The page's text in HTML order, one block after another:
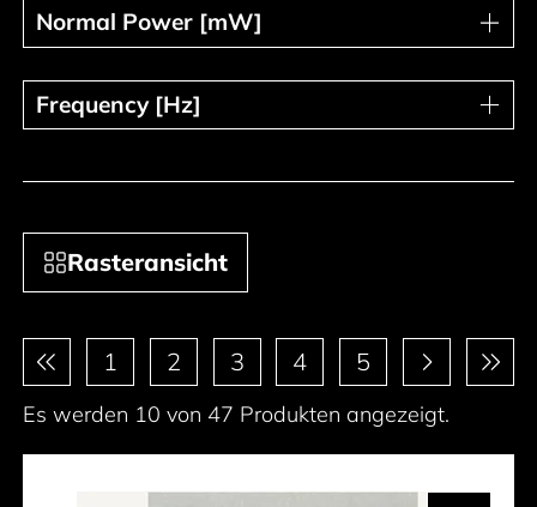
Rasteransicht
Paginierung
1 2 3 4 5
Es werden 10 von 47 Produkten angezeigt.
Normal Power [mW]
Normal Power [mW]
Frequency [Hz]
Frequency [Hz]